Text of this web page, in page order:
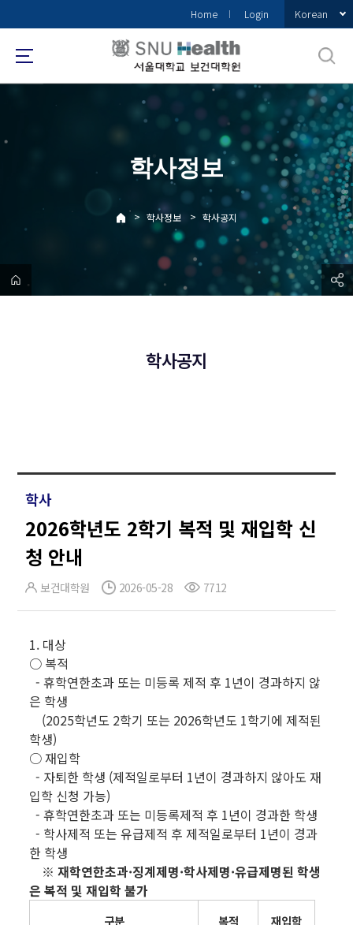
로
메
Home Login Korean
학사정보
> 학사정보 > 학사공지
학사공지
학사
2026학년도 2학기 복적 및 재입학 신
청 안내
보건대학원 2026-05-28 7712
1. 대상
○ 복적
- 휴학연한초과 또는 미등록 제적 후 1년이 경과하지 않
은 학생
(2025학년도 2학기 또는 2026학년도 1학기에 제적된
학생)
○ 재입학
- 자퇴한 학생 (제적일로부터 1년이 경과하지 않아도 재
입학 신청 가능)
- 휴학연한초과 또는 미등록제적 후 1년이 경과한 학생
- 학사제적 또는 유급제적 후 제적일로부터 1년이 경과
한 학생
※ 재학연한초과·징계제명·학사제명·유급제명된 학생
은 복적 및 재입학 불가
구분 복적 재입학